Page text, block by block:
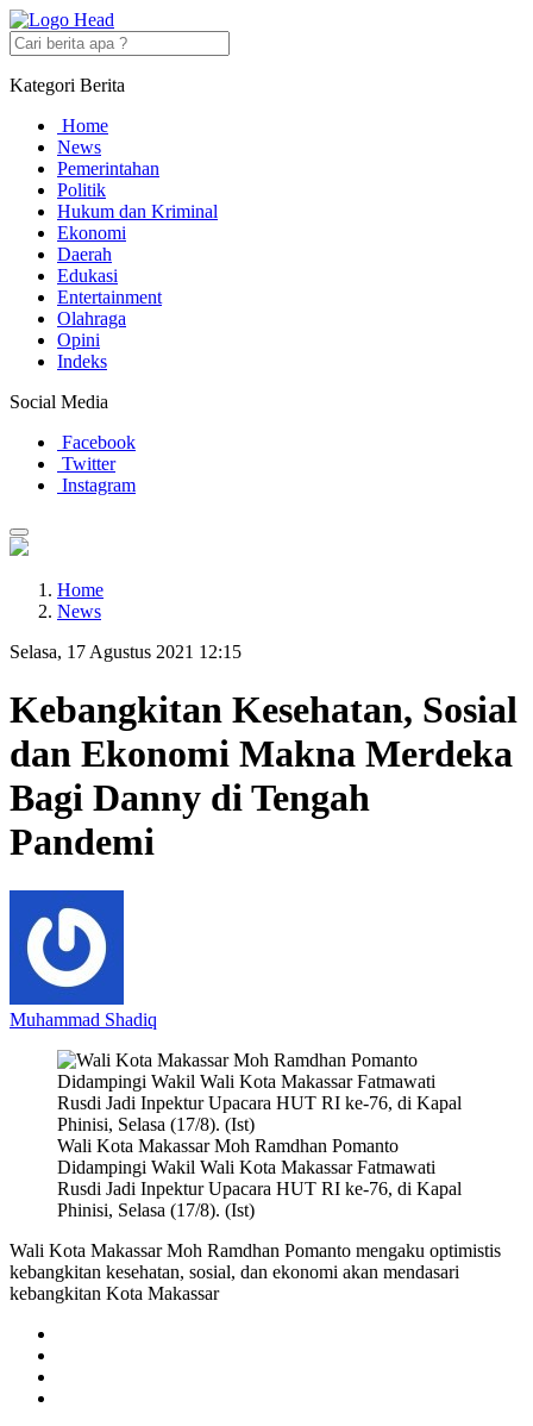
Kategori Berita
Home
News
Pemerintahan
Politik
Hukum dan Kriminal
Ekonomi
Daerah
Edukasi
Entertainment
Olahraga
Opini
Indeks
Social Media
Facebook
Twitter
Instagram
Home
News
Selasa, 17 Agustus 2021 12:15
Kebangkitan Kesehatan, Sosial
dan Ekonomi Makna Merdeka
Bagi Danny di Tengah
Pandemi
Muhammad Shadiq
Wali Kota Makassar Moh Ramdhan Pomanto
Didampingi Wakil Wali Kota Makassar Fatmawati
Rusdi Jadi Inpektur Upacara HUT RI ke-76, di Kapal
Phinisi, Selasa (17/8). (Ist)
Wali Kota Makassar Moh Ramdhan Pomanto mengaku optimistis
kebangkitan kesehatan, sosial, dan ekonomi akan mendasari
kebangkitan Kota Makassar